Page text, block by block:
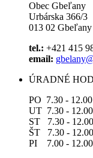
Obec Gbeľany
Urbárska 366/3
013 02 Gbeľany
tel.: +421 415
email:
ÚRADNÉ
PO 7.30 -
UT 7.30 -
ST 7.30 -
ŠT 7.30 -
PI 7.00 -